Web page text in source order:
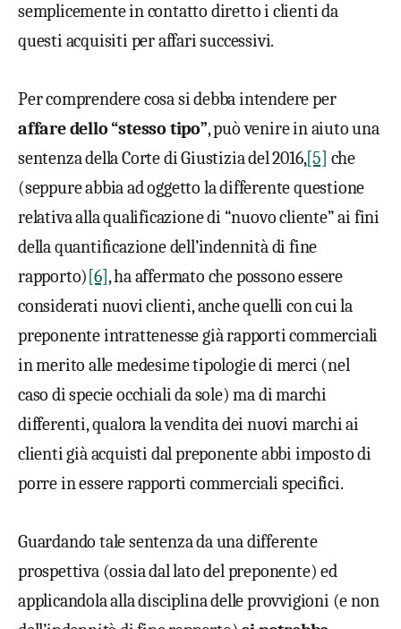
semplicemente in contatto diretto i clienti da
questi acquisiti per affari successivi.
Per comprendere cosa si debba intendere per
affare dello “stesso tipo”, può venire in aiuto una
sentenza della Corte di Giustizia del 2016,[5] che
(seppure abbia ad oggetto la differente questione
relativa alla qualificazione di “nuovo cliente” ai fini
della quantificazione dell’indennità di fine
rapporto) [6], ha affermato che possono essere
considerati nuovi clienti, anche quelli con cui la
preponente intrattenesse già rapporti commerciali
in merito alle medesime tipologie di merci (nel
caso di specie occhiali da sole) ma di marchi
differenti, qualora la vendita dei nuovi marchi ai
clienti già acquisti dal preponente abbi imposto di
porre in essere rapporti commerciali specifici.
Guardando tale sentenza da una differente
prospettiva (ossia dal lato del preponente) ed
applicandola alla disciplina delle provvigioni (e non